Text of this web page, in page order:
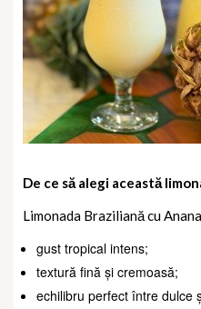
De ce să alegi această
Limonada Braziliană cu
gust tropical intens;
textură fină și cremoasă;
echilibru perfect între dulce